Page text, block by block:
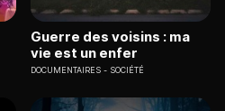
Guerre des voisins : ma
vie est un enfer
DOCUMENTAIRES SOCIÉTÉ